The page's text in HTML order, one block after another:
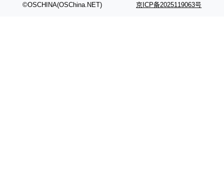
©OSCHINA(OSChina.NET) 京ICP备2025119063号